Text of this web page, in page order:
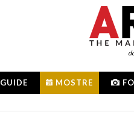
GUIDE MOSTRE